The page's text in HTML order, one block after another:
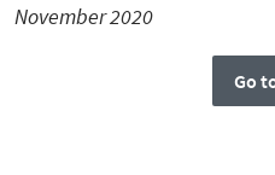
November 2020
Go